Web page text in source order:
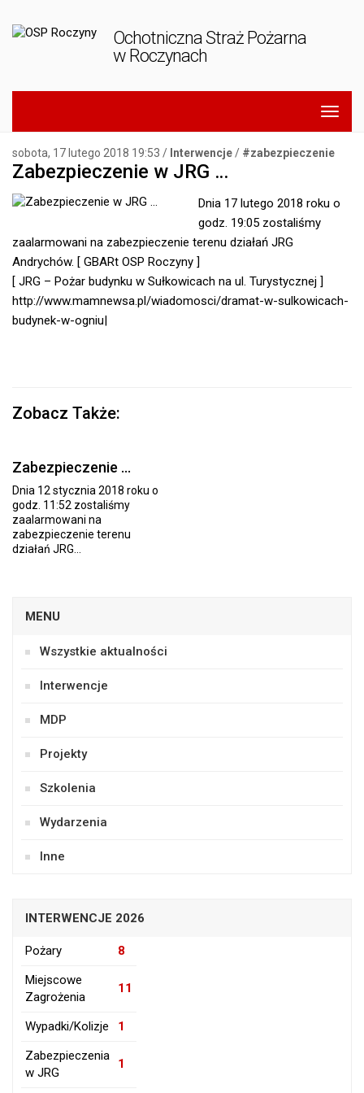
Ochotniczna Straż Pożarna
w Roczynach
sobota, 17 lutego 2018 19:53 / Interwencje/ zabezpieczenie
Zabezpieczenie w JRG …
Dnia 17 lutego 2018 roku o
godz. 19:05 zostaliśmy
zaalarmowani na zabezpieczenie terenu działań JRG
Andrychów. [ GBARt OSP Roczyny ]
[ JRG – Pożar budynku w Sułkowicach na ul. Turystycznej ]
http://www.mamnewsa.pl/wiadomosci/dramat-w-sulkowicach-
budynek-w-ogniu|
Zobacz Także:
Zabezpieczenie …
Dnia 12 stycznia 2018 roku o
godz. 11:52 zostaliśmy
zaalarmowani na
zabezpieczenie terenu
działań JRG...
MENU
Wszystkie aktualności
Interwencje
MDP
Projekty
Szkolenia
Wydarzenia
Inne
INTERWENCJE 2026
Pożary
8
Miejscowe
Zagrożenia
11
Wypadki/Kolizje
1
Zabezpieczenia
w JRG
1